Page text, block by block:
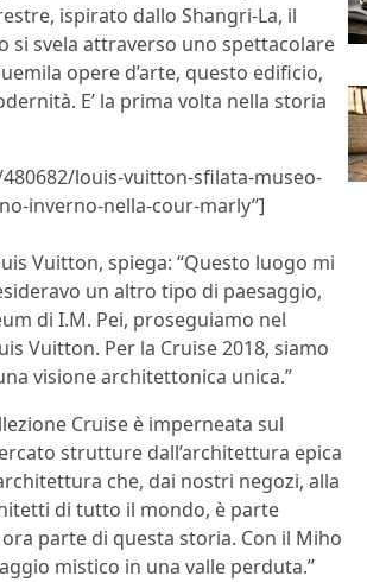
ispirato dallo Shangri-La, il
si svela attraverso uno spettacolare
opere d’arte, questo edificio,
E’ la prima volta nella storia
louis-vuitton-sfilata-museo-
inverno-nella-cour-marly”]
Vuitton, spiega: “Questo luogo mi
un altro tipo di paesaggio,
di I.M. Pei, proseguiamo nel
Vuitton. Per la Cruise 2018, siamo
visione architettonica unica.”
Cruise è imperneata sul
strutture dall’architettura epica
che, dai nostri negozi, alla
di tutto il mondo, è parte
parte di questa storia. Con il Miho
mistico in una valle perduta.”